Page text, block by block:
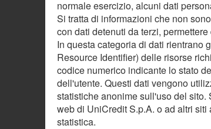
normale esercizio, alcuni dati
Si tratta di informazioni che non
con dati detenuti da terzi,
In questa categoria di dati rientrano
Resource Identifier) delle risorse
codice numerico indicante lo stato
dell'utente. Questi dati vengono
statistiche anonime sull'uso del
web di UniCredit S.p.A. o ad altri
statistica.